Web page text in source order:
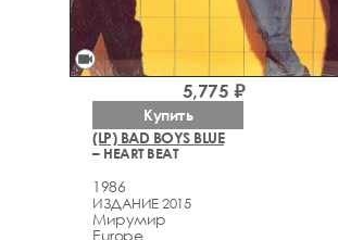
videocam
(LP) BAD BOYS BLUE
– HEART BEAT
1986
ИЗДАНИЕ 2015
Мирумир
Europe
5,775 ₽
Купить